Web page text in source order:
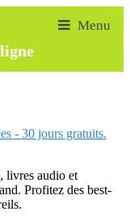
- 30 jours gratuits.
livres audio et
Profitez des best-